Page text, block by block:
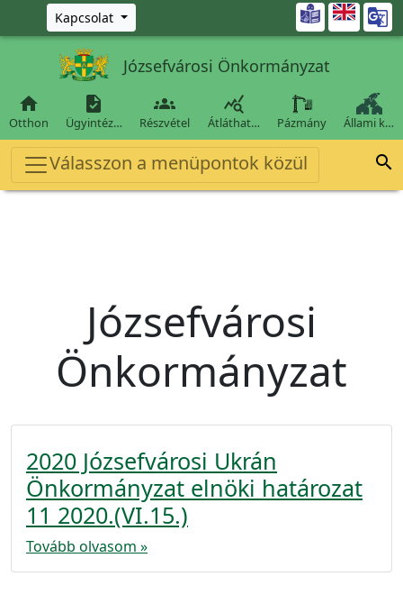
Ugrás a fő tartalomra
Kapcsolat 
Józsefvárosi Önkormányzat

Otthon

Ügyintéz…

Részvétel

Átláthat… Pázmány Állami k…
Válasszon a menüpontok közül 
Józsefvárosi
Önkormányzat
2020 Józsefvárosi Ukrán
Önkormányzat elnöki határozat
11 2020.(VI.15.)
Tovább olvasom »